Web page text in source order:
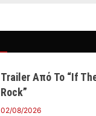
Trailer Από Το “If
Rock”
02/08/2026